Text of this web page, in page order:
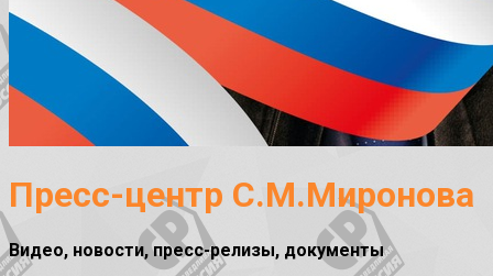
Пресс-центр С.М.Миронова
Видео, новости, пресс-релизы, документы